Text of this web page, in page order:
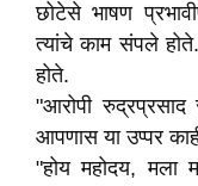
छोटेसे भाषण
त्यांचे काम संपले
होते.
"आरोपी
आपणास या उप्पर
"होय महोदय, मला